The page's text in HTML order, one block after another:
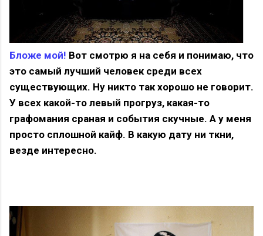
Бложе мой! Вот смотрю я на себя и понимаю, что
это самый лучший человек среди всех
существующих. Ну никто так хорошо не говорит.
У всех какой-то левый прогруз, какая-то
графомания сраная и события скучные. А у меня
просто сплошной кайф. В какую дату ни ткни,
везде интересно.